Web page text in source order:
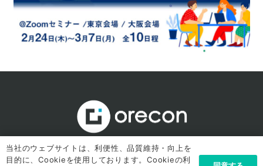
運営元：株式会社オレコン
TEL：050-3754-3452
当社のウェブサイトは、利便性、品質維持・向上を
目的に、Cookieを使用しております。Cookieの利